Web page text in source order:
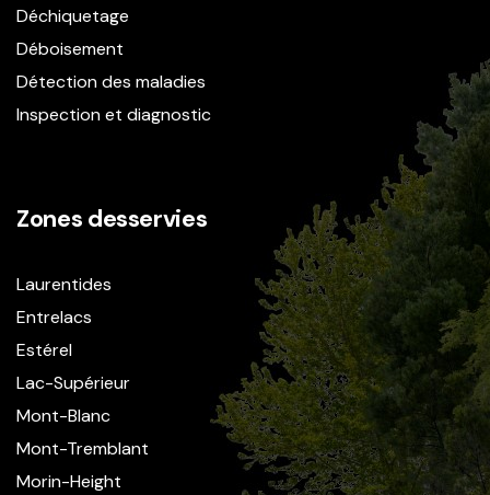
Déchiquetage
Déboisement
Détection des maladies
Inspection et diagnostic
Zones desservies
Laurentides
Entrelacs
Estérel
Lac-Supérieur
Mont-Blanc
Mont-Tremblant
Morin-Height